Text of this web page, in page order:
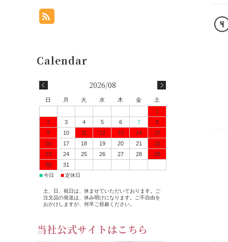
2026/08
日 月 火 水 木 金
土
1
2
3 4 5 6 7
8
9
10 11 12 13 14
15
16
17 18 19 20 21
22
23
24 25 26 27 28
29
30
31
■今日 ■定休日
土、日、祝日は、休ませていただいております。ご
注文品の発送は、休み明けになります。ご不自由を
おかけしますが、何卒ご容赦ください。
当社公式サイトはこちら